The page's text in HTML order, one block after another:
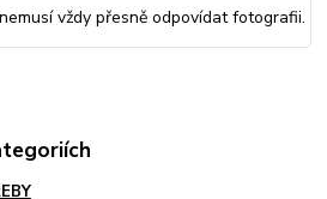
vždy přesně odpovídat fotografii.